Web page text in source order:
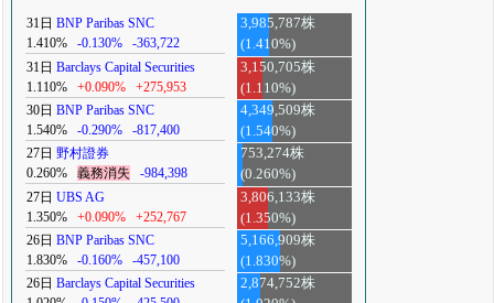
31日 BNP Paribas SNC
1.410%
-0.130% -363,722
3,985,787株
(1.410%)
31日 Barclays Capital Securities
1.110%
+0.090% +275,953
3,150,705株
(1.110%)
30日 BNP Paribas SNC
1.540%
-0.290% -817,400
4,349,509株
(1.540%)
27日 野村證券
0.260%
義務消失 -984,398
753,274株
(0.260%)
27日 UBS AG
1.350%
+0.090% +252,767
3,806,133株
(1.350%)
26日 BNP Paribas SNC
1.830%
-0.160% -457,100
5,166,909株
(1.830%)
26日 Barclays Capital Securities
2,874,752株